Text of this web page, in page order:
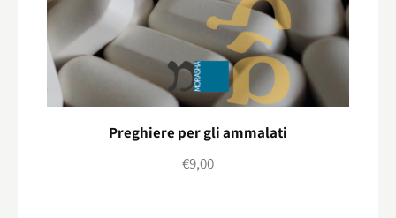
Preghiere per gli ammalati
€9,00